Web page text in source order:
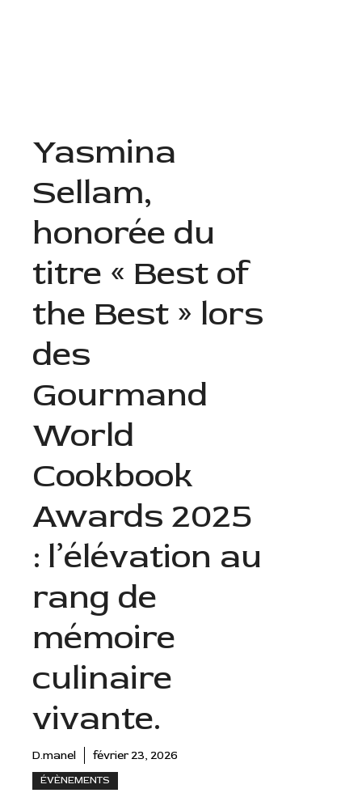
Yasmina
Sellam,
honorée du
titre « Best of
the Best » lors
des
Gourmand
World
Cookbook
Awards 2025
: l’élévation au
rang de
mémoire
culinaire
vivante.
D.manel février 23, 2026
ÉVÈNEMENTS